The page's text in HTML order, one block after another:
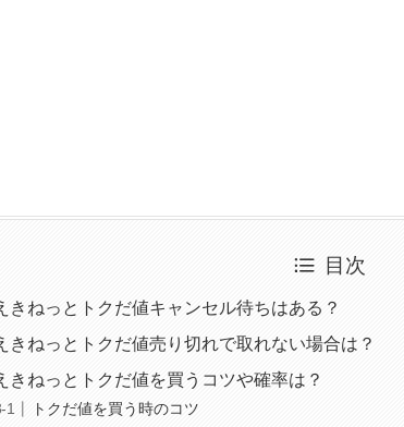
目次
きねっとトクだ値キャンセル待ちはある？
きねっとトクだ値売り切れで取れない場合は？
きねっとトクだ値を買うコツや確率は？
トクだ値を買う時のコツ